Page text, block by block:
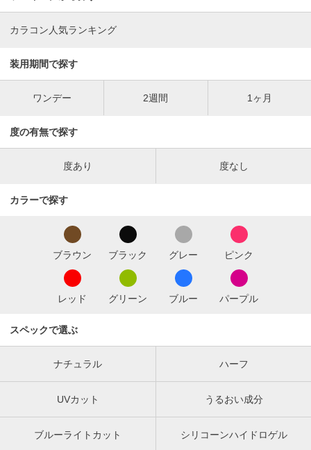
カラコン人気ランキング
装用期間で探す
ワンデー 2週間 1ヶ月
度の有無で探す
度あり 度なし
カラーで探す
ブラウン ブラック グレー ピンク
レッド グリーン ブルー パープル
スペックで選ぶ
ナチュラル ハーフ
UVカット うるおい成分
ブルーライトカット シリコーンハイドロゲル